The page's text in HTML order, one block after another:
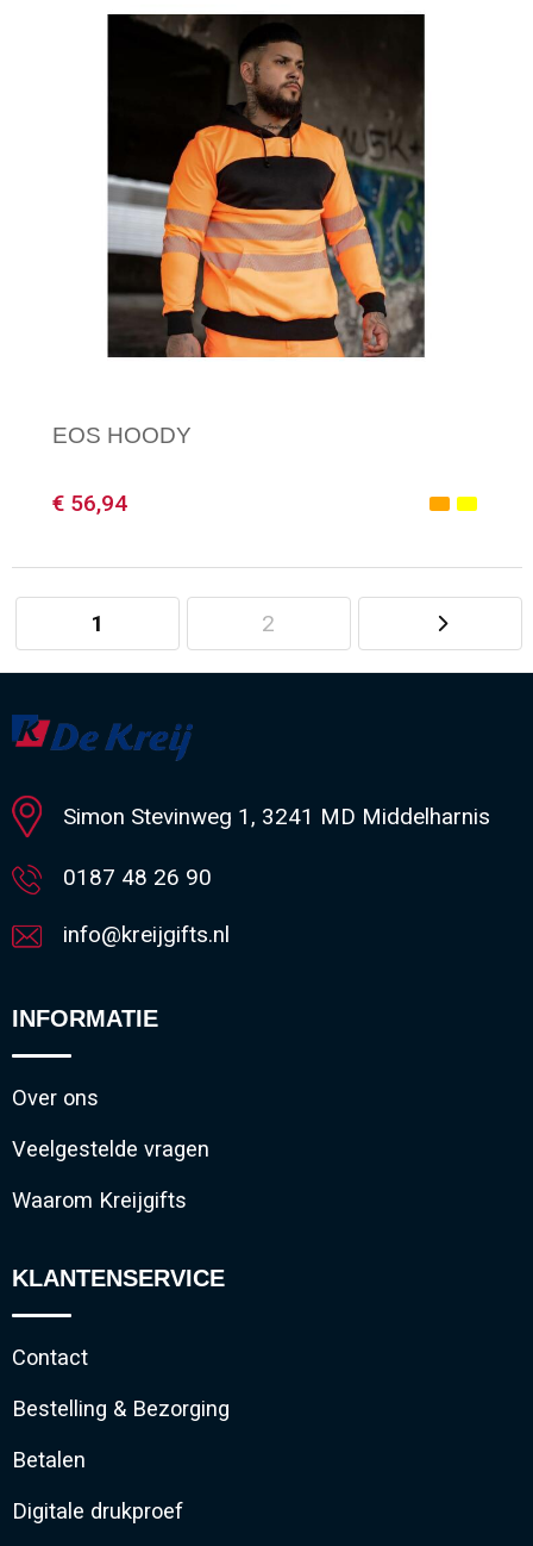
Minimale afname: 1
EOS HOODY
€ 56,94
Minimale afname: 1
1 2
Simon Stevinweg 1, 3241 MD Middelharnis
0187 48 26 90
info@kreijgifts.nl
INFORMATIE
Over ons
Veelgestelde vragen
Waarom Kreijgifts
KLANTENSERVICE
Contact
Bestelling & Bezorging
Betalen
Digitale drukproef